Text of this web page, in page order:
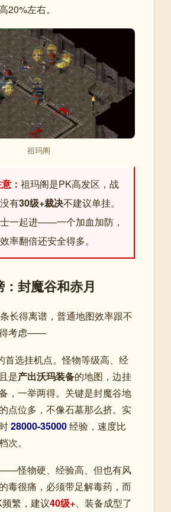
20%左右。
祖玛阁
： 祖玛阁是PK高发区，战
有30级+裁决不建议单挂。
一起进——一个加血加防，
率翻倍还安全得多。
：封魔谷和赤月
长得离谱，普通地图效率跟不
得考虑——
首选挂机点。怪物等级高、经
是产出沃玛装备的地图，边挂
，一举两得。关键是封魔谷地
点位多，不像石墓那么挤。实
28000-35000经验，速度比
次。
怪物硬、经验高、但也有风
毒很痛，必须带足解毒药，而
繁，建议40级+、装备成型了